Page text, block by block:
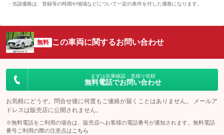
当該価格は、登録等の時期や地域などについて一定の条件を付した価格になります。
無料 この車両に関するお問い合わせ
まずは在庫確認・見積り依頼
無料電話でお問い合わせ
お気軽にどうぞ。問合せ後に何度もご連絡が届くことはありません。 メールア
ドレスは販売店に公開されません。
※無料電話をご利用の場合は、販売店へお客様の電話番号が通知されます。無料電話
番号ご利用の際の注意点は こちら